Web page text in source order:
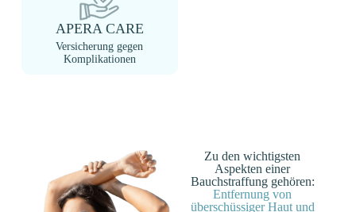
APERA CARE
Versicherung gegen
Komplikationen
Zu den wichtigsten
Aspekten einer
Bauchstraffung gehören:
Entfernung von
überschüssiger Haut und